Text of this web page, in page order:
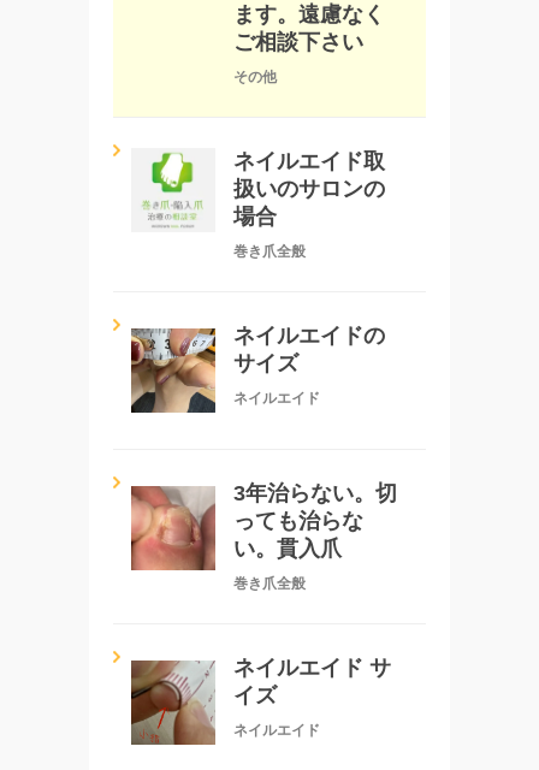
ます。遠慮なく
ご相談下さい
その他
ネイルエイド取
扱いのサロンの
場合
巻き爪全般
ネイルエイドの
サイズ
ネイルエイド
3年治らない。切
っても治らな
い。貫入爪
巻き爪全般
ネイルエイド サ
イズ
ネイルエイド